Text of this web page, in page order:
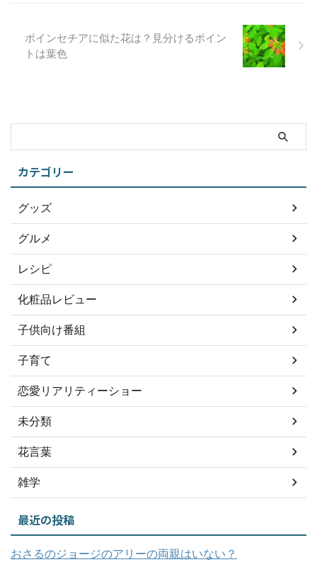
ポインセチアに似た花は？見分けるポイン
トは葉色
カテゴリー
グッズ
グルメ
レシピ
化粧品レビュー
子供向け番組
子育て
恋愛リアリティーショー
未分類
花言葉
雑学
最近の投稿
おさるのジョージのアリーの両親はいない？